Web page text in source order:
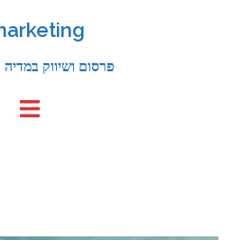
פרסום ושיווק במדיה